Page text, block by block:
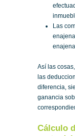
Las
Así las
las
diferencia,
ganancia
Cálculo